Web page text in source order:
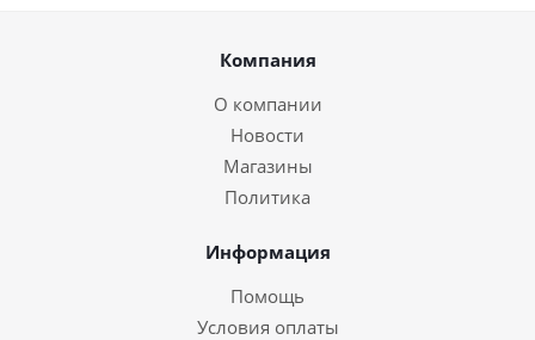
Компания
О компании
Новости
Магазины
Политика
Информация
Помощь
Условия оплаты